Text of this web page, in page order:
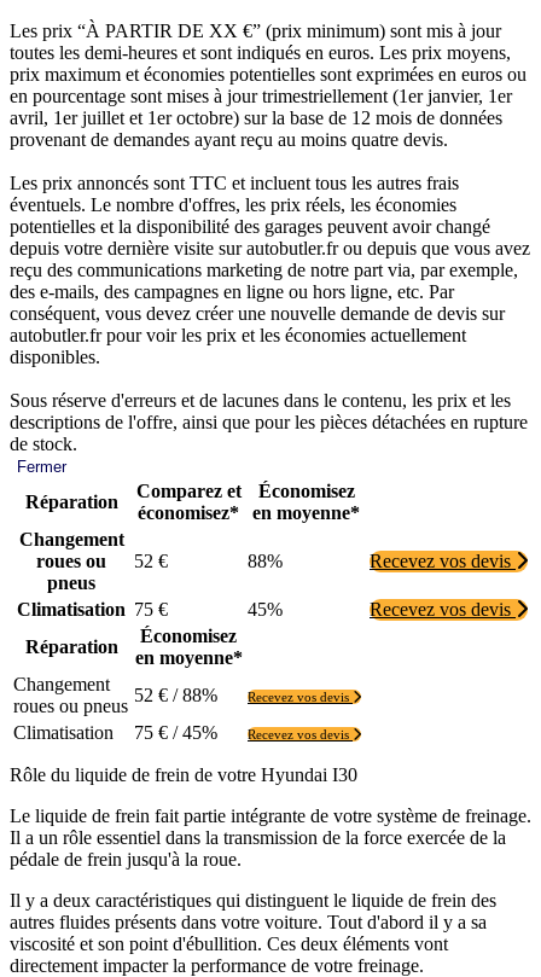
Les prix “À PARTIR DE XX €” (prix minimum) sont mis à jour
toutes les demi-heures et sont indiqués en euros. Les prix moyens,
prix maximum et économies potentielles sont exprimées en euros ou
en pourcentage sont mises à jour trimestriellement (1er janvier, 1er
avril, 1er juillet et 1er octobre) sur la base de 12 mois de données
provenant de demandes ayant reçu au moins quatre devis.
Les prix annoncés sont TTC et incluent tous les autres frais
éventuels. Le nombre d'offres, les prix réels, les économies
potentielles et la disponibilité des garages peuvent avoir changé
depuis votre dernière visite sur autobutler.fr ou depuis que vous avez
reçu des communications marketing de notre part via, par exemple,
des e-mails, des campagnes en ligne ou hors ligne, etc. Par
conséquent, vous devez créer une nouvelle demande de devis sur
autobutler.fr pour voir les prix et les économies actuellement
disponibles.
Sous réserve d'erreurs et de lacunes dans le contenu, les prix et les
descriptions de l'offre, ainsi que pour les pièces détachées en rupture
de stock.
Fermer
Réparation
Comparez et
économisez*
Économisez
en moyenne*
Changement
roues ou
pneus
52 € 88% Recevez vos devis
Climatisation 75 € 45%
Recevez vos devis
Réparation
Économisez
en moyenne*
Changement
roues ou pneus
52 € / 88% Recevez vos devis
Climatisation 75 € / 45% Recevez vos devis
Rôle du liquide de frein de votre Hyundai I30
Le liquide de frein fait partie intégrante de votre système de freinage.
Il a un rôle essentiel dans la transmission de la force exercée de la
pédale de frein jusqu'à la roue.
Il y a deux caractéristiques qui distinguent le liquide de frein des
autres fluides présents dans votre voiture. Tout d'abord il y a sa
viscosité et son point d'ébullition. Ces deux éléments vont
directement impacter la performance de votre freinage.